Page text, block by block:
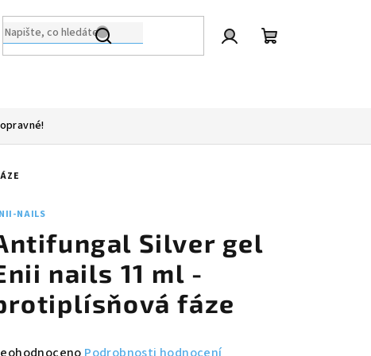
NAILS
Silver gel
nails 11 ml -
fáze